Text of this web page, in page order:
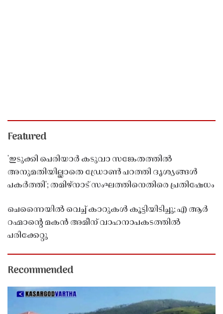
Featured
'ഇടുക്കി പെരിയാർ കടുവാ സങ്കേതത്തിൽ
അനുമതിയില്ലാതെ ഡ്രോൺ പറത്തി ദൃശ്യങ്ങൾ
പകർത്തി'; തമിഴ്നാട് സംഘത്തിനെതിരെ പ്രതിഷേധം
ചെന്നൈയിൽ വെച്ച് കാറുകൾ കൂട്ടിയിടിച്ചു; എ ആർ
റഹ്മാൻ്റെ മകൻ അമീന് വാഹനാപകടത്തിൽ
പരിക്കേറ്റു
Recommended